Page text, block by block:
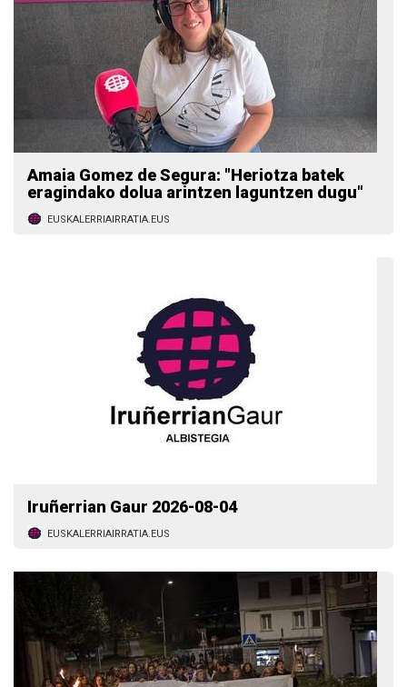
Amaia Gomez de Segura: "Heriotza batek
eragindako dolua arintzen laguntzen dugu"
EUSKALERRIAIRRATIA.EUS
Iruñerrian Gaur 2026-08-04
EUSKALERRIAIRRATIA.EUS